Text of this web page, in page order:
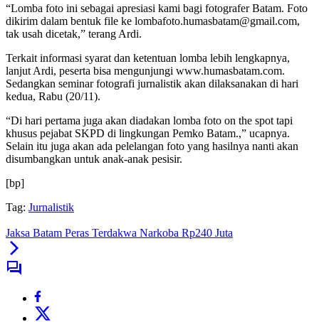
“Lomba foto ini sebagai apresiasi kami bagi fotografer Batam. Foto
dikirim dalam bentuk file ke lombafoto.humasbatam@gmail.com,
tak usah dicetak,” terang Ardi.
Terkait informasi syarat dan ketentuan lomba lebih lengkapnya,
lanjut Ardi, peserta bisa mengunjungi www.humasbatam.com.
Sedangkan seminar fotografi jurnalistik akan dilaksanakan di hari
kedua, Rabu (20/11).
“Di hari pertama juga akan diadakan lomba foto on the spot tapi
khusus pejabat SKPD di lingkungan Pemko Batam.,” ucapnya.
Selain itu juga akan ada pelelangan foto yang hasilnya nanti akan
disumbangkan untuk anak-anak pesisir.
[bp]
Tag: Jurnalistik
Jaksa Batam Peras Terdakwa Narkoba Rp240 Juta